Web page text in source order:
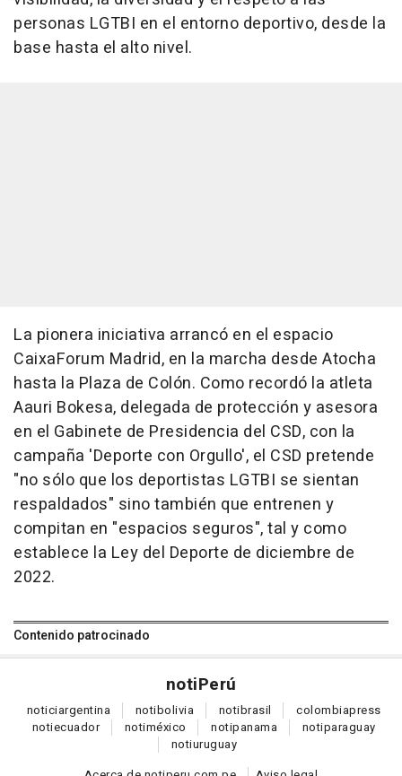
personas LGTBI en el entorno deportivo, desde la
base hasta el alto nivel.
La pionera iniciativa arrancó en el espacio
CaixaForum Madrid, en la marcha desde Atocha
hasta la Plaza de Colón. Como recordó la atleta
Aauri Bokesa, delegada de protección y asesora
en el Gabinete de Presidencia del CSD, con la
campaña 'Deporte con Orgullo', el CSD pretende
"no sólo que los deportistas LGTBI se sientan
respaldados" sino también que entrenen y
compitan en "espacios seguros", tal y como
establece la Ley del Deporte de diciembre de
2022.
Contenido patrocinado
notiPerú
noticiargentina notibolivia notibrasil colombiapress
notiecuador notiméxico notipanama notiparaguay
notiuruguay